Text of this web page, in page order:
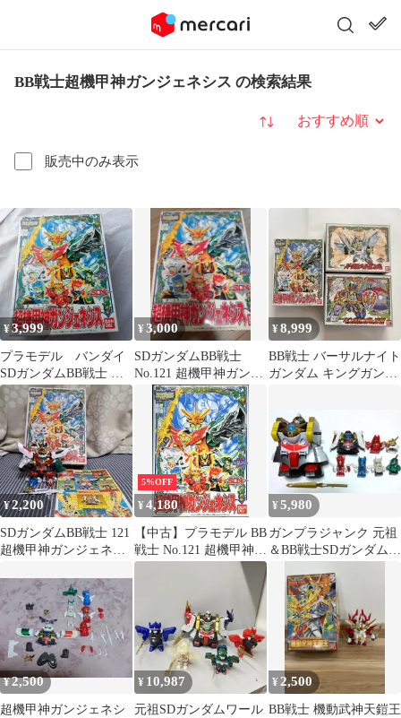
BB戦士超機甲神ガンジェネシス の検索結果
販売中のみ表示
並び替え
¥3,999
プラモデル バンダイ
SDガンダムBB戦士 超
機甲神ガンジェネシス
¥3,000
SDガンダムBB戦士
No.121 超機甲神ガンジ
ェネシス
¥8,999
BB戦士 バーサルナイト
ガンダム キングガンダ
¥2,200
SDガンダムBB戦士 121
超機甲神ガンジェネシ
5%OFF
¥4,180
【中古】プラモデル BB
戦士 No.121 超機甲神ガ
ンジェネシス「SDガン
ダム外伝 機甲神伝説」
¥5,980
ガンプラジャンク 元祖
＆BB戦士SDガンダム超
¥2,500
超機甲神ガンジェネシ
¥ 10,987
元祖SDガンダムワール
¥2,500
BB戦士 機動武神天鎧王